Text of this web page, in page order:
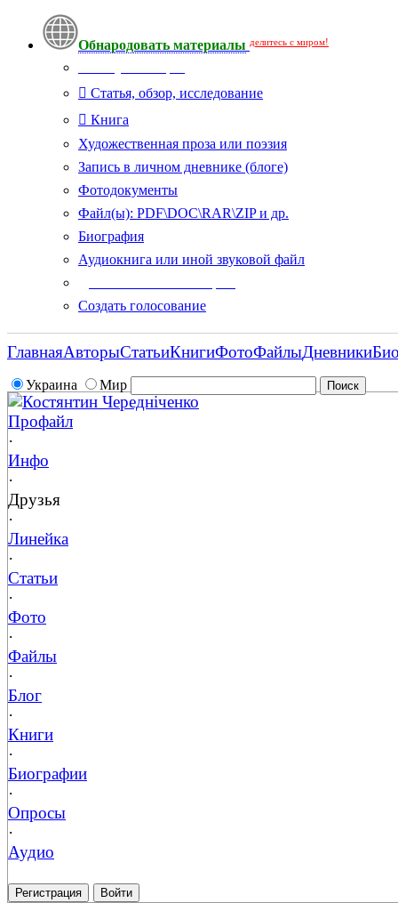
Обнародовать материалы делитесь с миром!
Статья, обзор, исследование
Книга
Художественная проза или поэзия
Запись в личном дневнике (блоге)
Фотодокументы
Файл(ы): PDF\DOC\RAR\ZIP и др.
Биография
Аудиокнига или иной звуковой файл
Создать голосование
Украина Мир
ГлавнаяАвторыСтатьиКнигиФотоФайлыДневники
Костянтин Чередніченко
Профайл
·
Инфо
·
Друзья
·
Линейка
·
Статьи
·
Фото
·
Файлы
·
Блог
·
Книги
·
Биографии
·
Опросы
·
Аудио
Регистрация Войти